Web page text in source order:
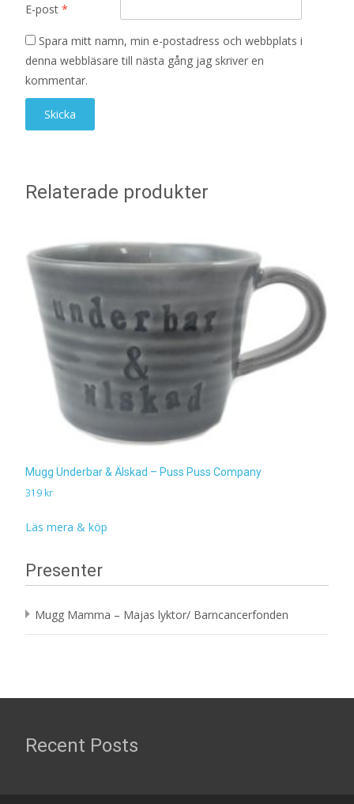
E-post *
Spara mitt namn, min e-postadress och webbplats i
denna webbläsare till nästa gång jag skriver en
kommentar.
Relaterade produkter
Mugg Underbar & Älskad – Puss Puss Company
319 kr
Läs mera & köp
Presenter
Mugg Mamma – Majas lyktor/ Barncancerfonden
Recent Posts